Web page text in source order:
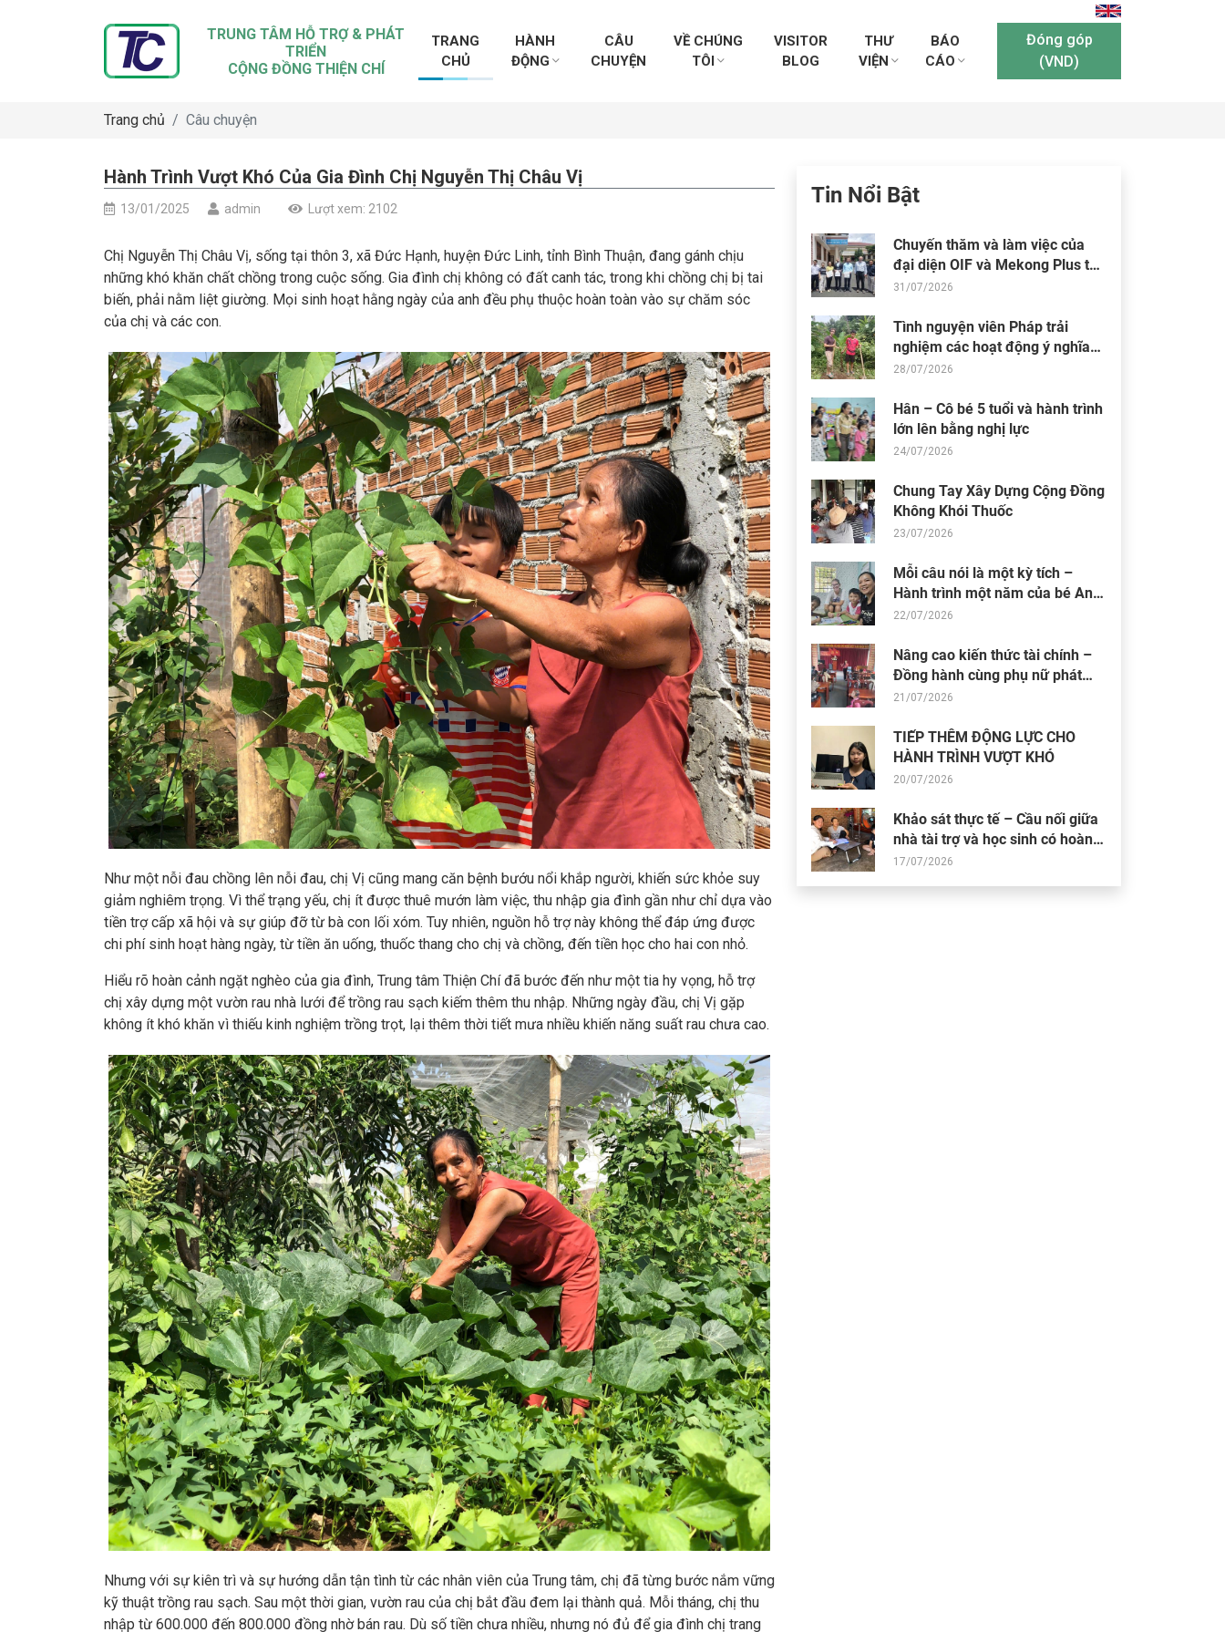
TRUNG TÂM HỖ TRỢ & PHÁT
TRIỂN
CỘNG ĐỒNG THIỆN CHÍ
TRANG
CHỦ
HÀNH
ĐỘNG
CÂU
CHUYỆN
VỀ CHÚNG
TÔI
VISITOR
BLOG
THƯ
VIỆN
BÁO
CÁO
Đóng góp
(VND)
Trang chủ Câu chuyện
Hành Trình Vượt Khó Của Gia Đình Chị Nguyễn Thị Châu Vị
13/01/2025 admin Lượt xem: 2102
Chị Nguyễn Thị Châu Vị, sống tại thôn 3, xã Đức Hạnh, huyện Đức Linh, tỉnh Bình Thuận, đang gánh chịu
những khó khăn chất chồng trong cuộc sống. Gia đình chị không có đất canh tác, trong khi chồng chị bị tai
biến, phải nằm liệt giường. Mọi sinh hoạt hằng ngày của anh đều phụ thuộc hoàn toàn vào sự chăm sóc
của chị và các con.
Như một nỗi đau chồng lên nỗi đau, chị Vị cũng mang căn bệnh bướu nổi khắp người, khiến sức khỏe suy
giảm nghiêm trọng. Vì thể trạng yếu, chị ít được thuê mướn làm việc, thu nhập gia đình gần như chỉ dựa vào
tiền trợ cấp xã hội và sự giúp đỡ từ bà con lối xóm. Tuy nhiên, nguồn hỗ trợ này không thể đáp ứng được
chi phí sinh hoạt hàng ngày, từ tiền ăn uống, thuốc thang cho chị và chồng, đến tiền học cho hai con nhỏ.
Hiểu rõ hoàn cảnh ngặt nghèo của gia đình, Trung tâm Thiện Chí đã bước đến như một tia hy vọng, hỗ trợ
chị xây dựng một vườn rau nhà lưới để trồng rau sạch kiếm thêm thu nhập. Những ngày đầu, chị Vị gặp
không ít khó khăn vì thiếu kinh nghiệm trồng trọt, lại thêm thời tiết mưa nhiều khiến năng suất rau chưa cao.
Nhưng với sự kiên trì và sự hướng dẫn tận tình từ các nhân viên của Trung tâm, chị đã từng bước nắm vững
kỹ thuật trồng rau sạch. Sau một thời gian, vườn rau của chị bắt đầu đem lại thành quả. Mỗi tháng, chị thu
nhập từ 600.000 đến 800.000 đồng nhờ bán rau. Dù số tiền chưa nhiều, nhưng nó đủ để gia đình chị trang
Tin Nổi Bật
Chuyến thăm và làm việc của
đại diện OIF và Mekong Plus tại
cộng đồng dự án
31/07/2026
Tình nguyện viên Pháp trải
nghiệm các hoạt động ý nghĩa
tại Trung tâm Thiện Chí
28/07/2026
Hân – Cô bé 5 tuổi và hành trình
lớn lên bằng nghị lực
24/07/2026
Chung Tay Xây Dựng Cộng Đồng
Không Khói Thuốc
23/07/2026
Mỗi câu nói là một kỳ tích –
Hành trình một năm của bé An
Nhiên (Bối)
22/07/2026
Nâng cao kiến thức tài chính –
Đồng hành cùng phụ nữ phát
triển sinh kế bền vững
21/07/2026
TIẾP THÊM ĐỘNG LỰC CHO
HÀNH TRÌNH VƯỢT KHÓ
20/07/2026
Khảo sát thực tế – Cầu nối giữa
nhà tài trợ và học sinh có hoàn
cảnh khó khăn
17/07/2026